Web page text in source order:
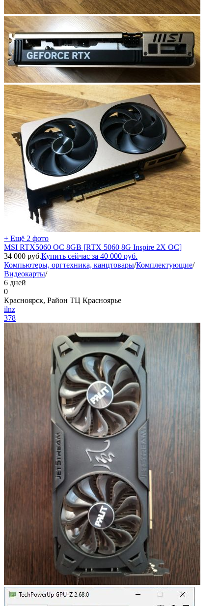
+ Ещё 2 фото
MSI RTX5060 OC 8GB [RTX 5060 8G Inspire 2X OC]
34 000 руб.Купить сейчас за 40 000 руб.
Компьютеры, оргтехника, канцтовары/Комплектующие/
Видеокарты/
6 дней
0
Красноярск, Район ТЦ Красноярье
ilnz
378